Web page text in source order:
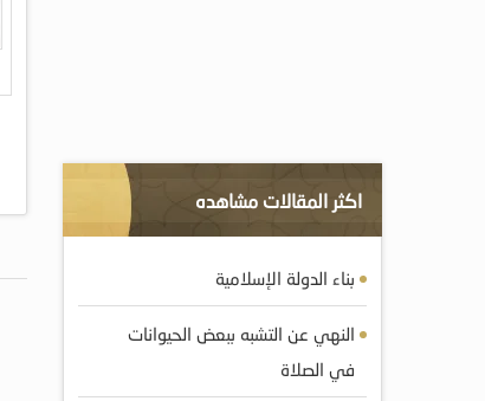
اكثر المقالات مشاهده
بناء الدولة الإسلامية
النهي عن التشبه ببعض الحيوانات
في الصلاة